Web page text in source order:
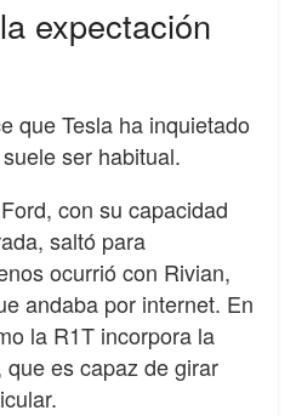
expectación
que Tesla ha inquietado
ser habitual.
con su capacidad
saltó para
ocurrió con Rivian,
andaba por internet. En
la R1T incorpora la
es capaz de girar